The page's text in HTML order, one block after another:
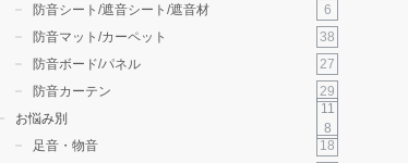
防音シート/遮音シート/遮音材
6
防音マット/カーペット
38
防音ボード/パネル
27
防音カーテン
29
お悩み別
11
8
足音・物音
18